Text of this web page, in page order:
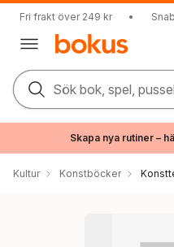
Fri frakt över 249 kr •
Sök bok, spel,
Skapa nya rutiner –
Kultur Konstböcker